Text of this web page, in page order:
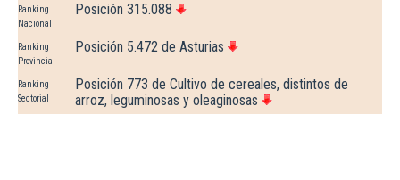
Ranking
Nacional
Posición 315.088
Ranking
Provincial
Posición 5.472 de Asturias
Ranking
Sectorial
Posición 773 de Cultivo de cereales, distintos de
arroz, leguminosas y oleaginosas